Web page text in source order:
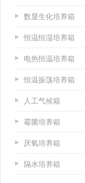
数显生化培养箱
恒温恒湿培养箱
电热恒温培养箱
恒温振荡培养箱
人工气候箱
霉菌培养箱
厌氧培养箱
隔水培养箱